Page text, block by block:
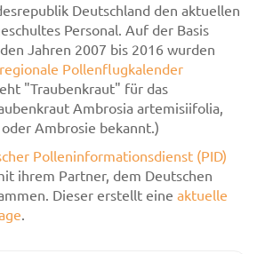
Deutschland den aktuellen
Personal. Auf der Basis
Jahren 2007 bis 2016 wurden
regionale Pollenflugkalender
"Traubenkraut" für das
Ambrosia artemisiifolia,
Ambrosie bekannt.)
Polleninformationsdienst (PID)
ihrem Partner, dem Deutschen
Dieser erstellt eine aktuelle
.